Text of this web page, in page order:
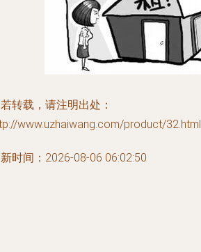
转载，请注明出处：
www.uzhaiwang.com/product/32.html
时间：2026-08-06 06:02:50